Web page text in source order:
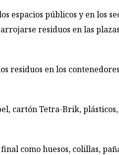
espacios públicos y en los
residuos en las
residuos en los
cartón Tetra-Brik,
como huesos, colillas,